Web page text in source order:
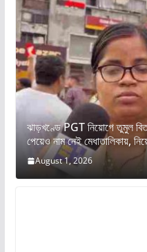
ঝাড়খণ্ডে PGT নিয়োগে তুমুল
পেয়েও নাম নেই মেধাতালিকায়,
August 1, 2026